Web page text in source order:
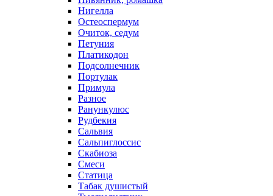
Нигелла
Остеоспермум
Очиток, седум
Петуния
Платикодон
Подсолнечник
Портулак
Примула
Разное
Ранункулюс
Рудбекия
Сальвия
Сальпиглоссис
Скабиоза
Смеси
Статица
Табак душистый